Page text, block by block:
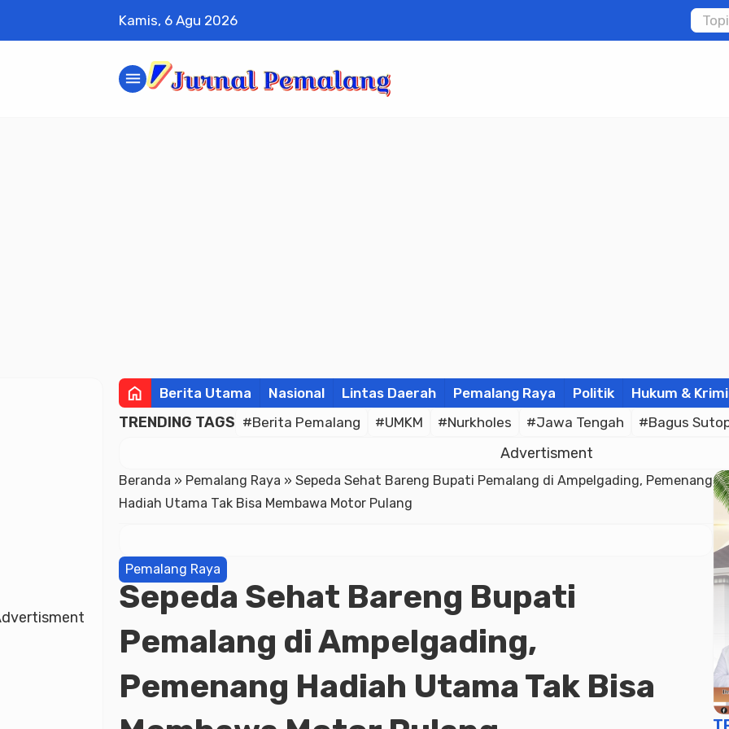
Kamis, 6 Agu 2026
menu
home Berita Utama Nasional Lintas Daerah Pemalang Raya Politik Hukum &
TRENDING TAGS #Berita Pemalang #UMKM #Nurkholes #Jawa Tengah #Bagus
Advertisment
Beranda » Pemalang Raya » Sepeda Sehat Bareng Bupati Pemalang di Ampelgading, Pemenang
Hadiah Utama Tak Bisa Membawa Motor Pulang
Pemalang Raya
Sepeda Sehat Bareng Bupati
Pemalang di Ampelgading,
Pemenang Hadiah Utama Tak Bisa